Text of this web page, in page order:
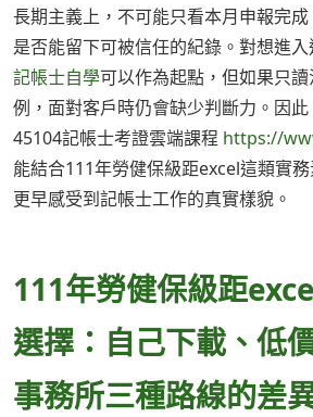
長期主義上，不可能只看本月申報完
是否能留下可被信任的紀錄。對想進入
記帳士自學可以作為起點，但如果只
例，面對客戶時仍會缺少判斷力。因
45104記帳士考證雲端課程 https://
能結合111年勞健保級距excel這類實
更早感受到記帳士工作的真實樣貌。
111年勞健保級距
選擇：自己下載、低
事務所三種路線的差